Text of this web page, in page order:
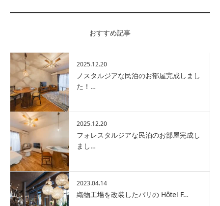
おすすめ記事
2025.12.20
ノスタルジアな民泊のお部屋完成しまし
た！…
2025.12.20
フォレスタルジアな民泊のお部屋完成し
まし…
2023.04.14
織物工場を改装したパリの Hôtel F…